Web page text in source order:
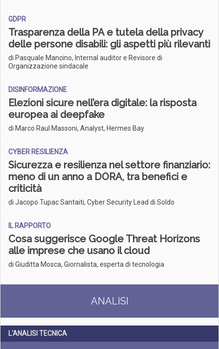
GDPR
Trasparenza della PA e tutela della privacy
delle persone disabili: gli aspetti più rilevanti
di Pasquale Mancino, Internal auditor e Revisore di
Organizzazione sindacale
DISINFORMAZIONE
Elezioni sicure nell’era digitale: la risposta
europea ai deepfake
di Marco Raul Massoni, Analyst, Hermes Bay
CYBER RESILIENZA
Sicurezza e resilienza nel settore finanziario:
meno di un anno a DORA, tra benefici e
criticità
di Jacopo Tupac Santaiti, Cyber Security Lead di Soldo
IL RAPPORTO
Cosa suggerisce Google Threat Horizons
alle imprese che usano il cloud
di Giuditta Mosca, Giornalista, esperta di tecnologia
ANALISI
L'ANALISI TECNICA